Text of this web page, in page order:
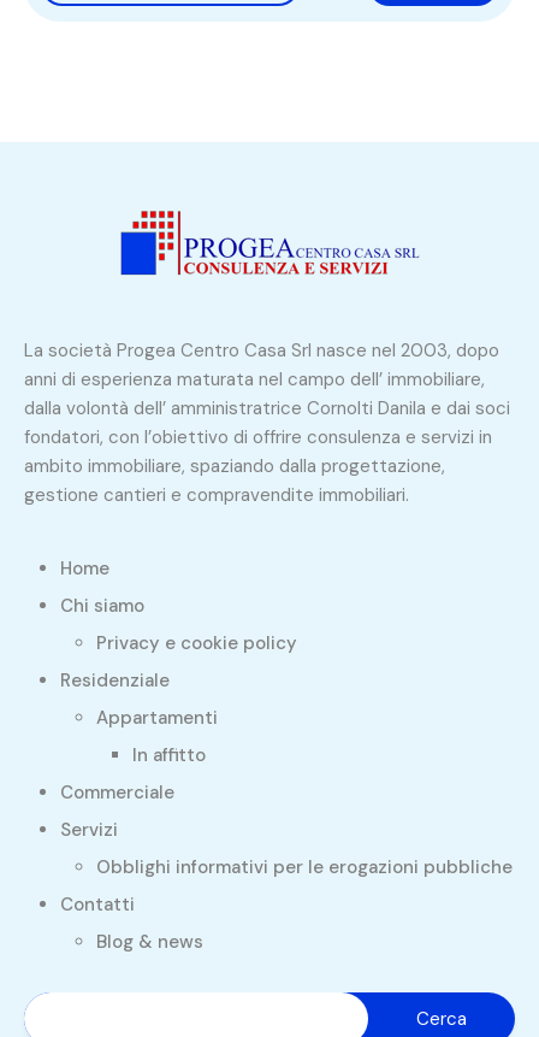
La società Progea Centro Casa Srl nasce nel 2003, dopo
anni di esperienza maturata nel campo dell’ immobiliare,
dalla volontà dell’ amministratrice Cornolti Danila e dai soci
fondatori, con l’obiettivo di offrire consulenza e servizi in
ambito immobiliare, spaziando dalla progettazione,
gestione cantieri e compravendite immobiliari.
Home
Chi siamo
Privacy e cookie policy
Residenziale
Appartamenti
In affitto
Commerciale
Servizi
Obblighi informativi per le erogazioni pubbliche
Contatti
Blog & news